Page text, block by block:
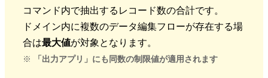
コマンド内で抽出するレコード数の合計です。
ドメイン内に複数のデータ編集フローが存在する場
合は最大値が対象となります。
※ 「出力アプリ」にも同数の制限値が適用されます